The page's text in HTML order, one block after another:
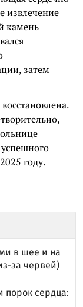
извлечение
камень
затем
году.
в шее и на
за червей)
порок сердца: